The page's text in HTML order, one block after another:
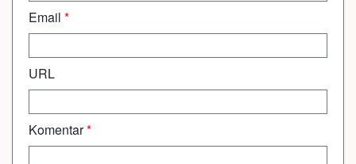
Email *
URL
Komentar*